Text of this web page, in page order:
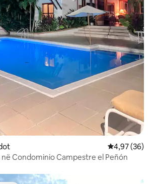
Vlerësimi
4,97 (36)
Condominio Campestre el Peñón